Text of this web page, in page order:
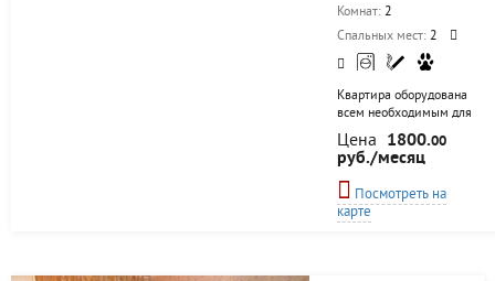
Комнат: 2
Спальных мест: 2
Квартира оборудована
всем необходимым для
комфортного
проживания. Есть вся
мебель, бытовая
техника, фен. утюг.
посуда. постельные
принадлежности,
Цена 1800.00
руб./месяц
Посмотреть на
карте